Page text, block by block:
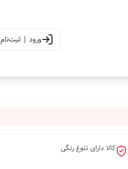
ورود | ثبت‌نام
کالا دارای تنوع رنگی